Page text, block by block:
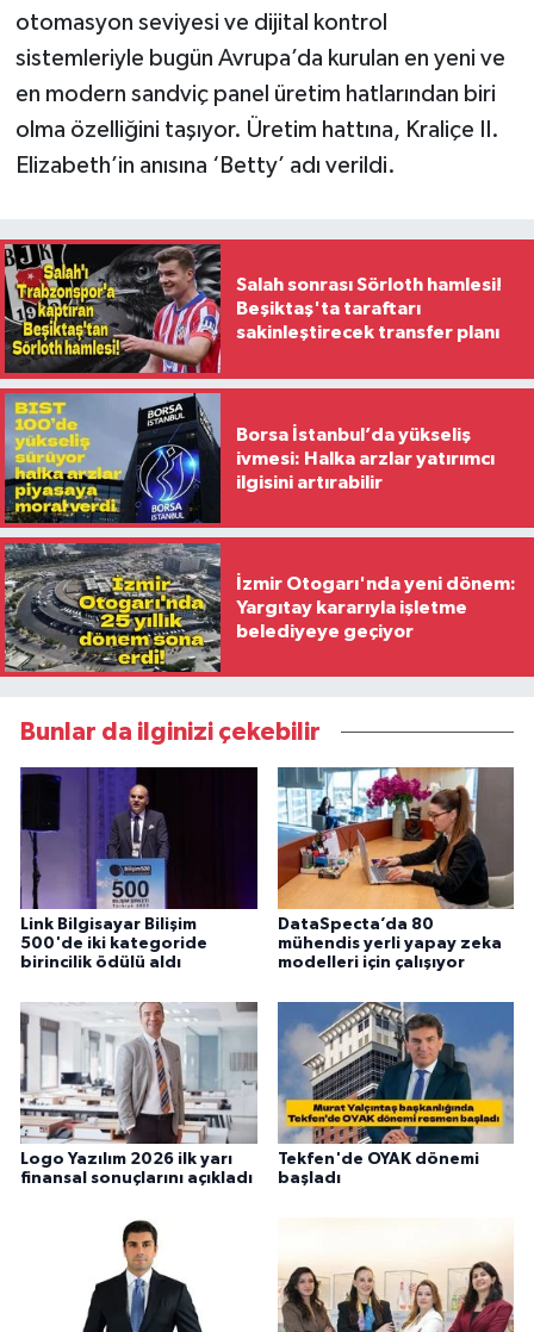
otomasyon seviyesi ve dijital kontrol
sistemleriyle bugün Avrupa’da kurulan en yeni ve
en modern sandviç panel üretim hatlarından biri
olma özelliğini taşıyor. Üretim hattına, Kraliçe II.
Elizabeth’in anısına ‘Betty’ adı verildi.
Salah sonrası Sörloth hamlesi!
Beşiktaş'ta taraftarı
sakinleştirecek transfer planı
Borsa İstanbul’da yükseliş
ivmesi: Halka arzlar yatırımcı
ilgisini artırabilir
İzmir Otogarı'nda yeni dönem:
Yargıtay kararıyla işletme
belediyeye geçiyor
Bunlar da ilginizi çekebilir
Link Bilgisayar Bilişim
500'de iki kategoride
birincilik ödülü aldı
DataSpecta’da 80
mühendis yerli yapay zeka
modelleri için çalışıyor
Logo Yazılım 2026 ilk yarı
finansal sonuçlarını açıkladı
Tekfen'de OYAK dönemi
başladı